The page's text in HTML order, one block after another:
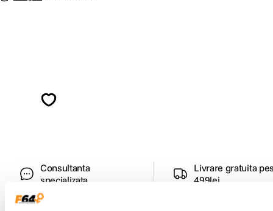
Consultanta
specializata
Livrare gratuita
499lei